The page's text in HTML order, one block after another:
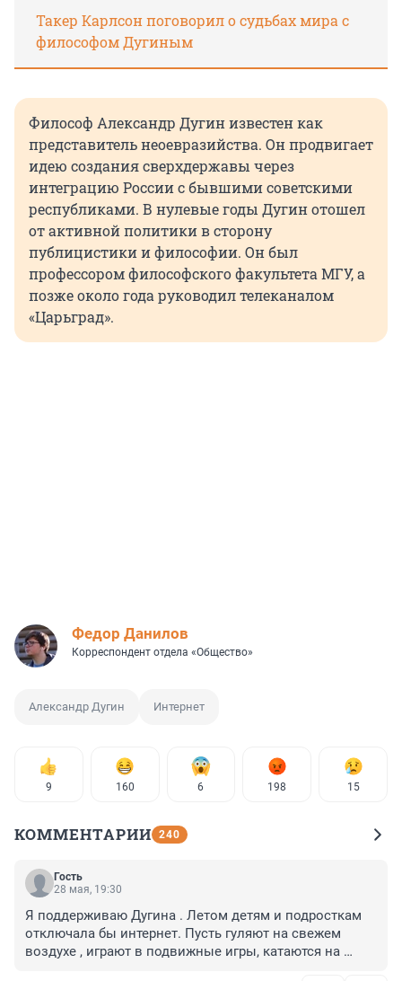
Такер Карлсон поговорил о судьбах мира с
философом Дугиным
Философ Александр Дугин известен как
представитель неоевразийства. Он продвигает
идею создания сверхдержавы через
интеграцию России с бывшими советскими
республиками. В нулевые годы Дугин отошел
от активной политики в сторону
публицистики и философии. Он был
профессором философского факультета МГУ, а
позже около года руководил телеканалом
«Царьград».
Федор Данилов
Корреспондент отдела «Общество»
Александр Дугин Интернет
9 160 6 198 15
КОММЕНТАРИИ 240
Гость
28 мая, 19:30
Я поддерживаю Дугина . Летом детям и подросткам
отключала бы интернет. Пусть гуляют на свежем
воздухе , играют в подвижные игры, катаются на